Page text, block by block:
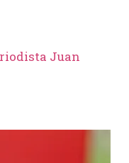
Juan